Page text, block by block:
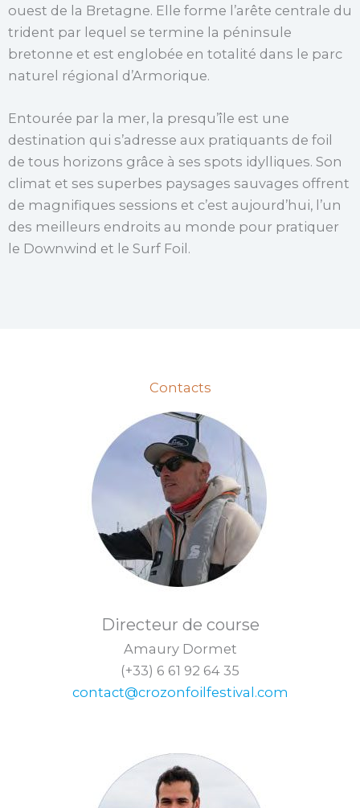
ouest de la Bretagne. Elle forme l’arête centrale du
trident par lequel se termine la péninsule
bretonne et est englobée en totalité dans le parc
naturel régional d’Armorique.
Entourée par la mer, la presqu’île est une
destination qui s’adresse aux pratiquants de foil
de tous horizons grâce à ses spots idylliques. Son
climat et ses superbes paysages sauvages offrent
de magnifiques sessions et c’est aujourd’hui, l’un
des meilleurs endroits au monde pour pratiquer
le Downwind et le Surf Foil.
Contacts
Directeur de course
Amaury Dormet
(+33) 6 61 92 64 35
contact@crozonfoilfestival.com